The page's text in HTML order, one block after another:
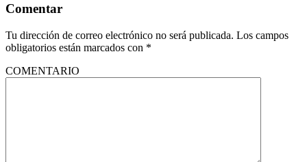
Comentar
Tu dirección de correo electrónico no será publicada. Los campos
obligatorios están marcados con *
COMENTARIO